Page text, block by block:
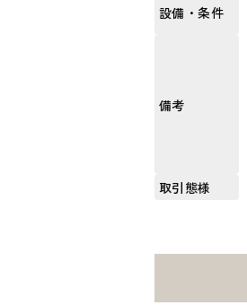
設備・条件
備考
取引態様